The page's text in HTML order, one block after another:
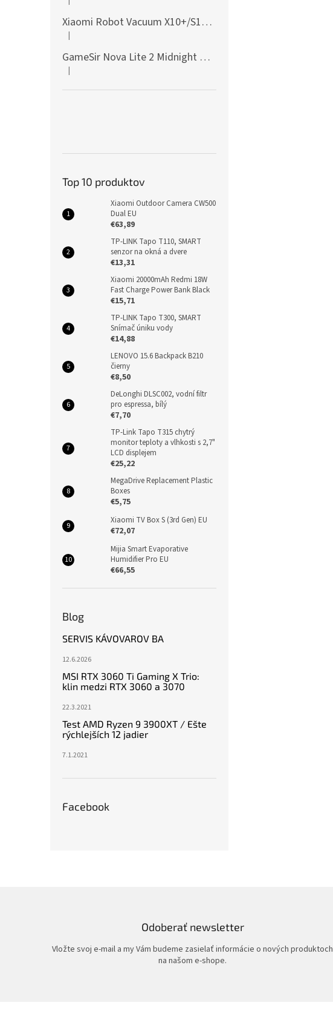
Hodnotenie produktu je 5 z 5 hviezdičiek.
Xiaomi Robot Vacuum X10+/S10+/X10/X20+ Side Brush
Hodnotenie produktu je 5 z 5 hviezdičiek.
|
GameSir Nova Lite 2 Midnight Gray
Hodnotenie produktu je 5 z 5 hviezdičiek.
|
Top 10 produktov
Xiaomi Outdoor Camera CW500
Dual EU
€63,89
TP-LINK Tapo T110, SMART
senzor na okná a dvere
€13,31
Xiaomi 20000mAh Redmi 18W
Fast Charge Power Bank Black
€15,71
TP-LINK Tapo T300, SMART
Snímač úniku vody
€14,88
LENOVO 15.6 Backpack B210
čierny
€8,50
DeLonghi DLSC002, vodní filtr
pro espressa, bílý
€7,70
TP-Link Tapo T315 chytrý
monitor teploty a vlhkosti s 2,7"
LCD displejem
€25,22
MegaDrive Replacement Plastic
Boxes
€5,75
Xiaomi TV Box S (3rd Gen) EU
€72,07
Mijia Smart Evaporative
Humidifier Pro EU
€66,55
Blog
SERVIS KÁVOVAROV BA
12.6.2026
MSI RTX 3060 Ti Gaming X Trio:
klin medzi RTX 3060 a 3070
22.3.2021
Test AMD Ryzen 9 3900XT / Ešte
rýchlejších 12 jadier
7.1.2021
Facebook
Odoberať newsletter
Vložte svoj e-mail a my Vám budeme zasielať informácie o nových produktoch
na našom e-shope.